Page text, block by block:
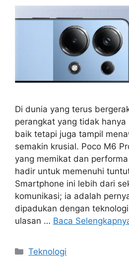
Di dunia yang terus
perangkat yang tidak
baik tetapi juga tampil
semakin krusial. Poco M6
yang memikat dan
hadir untuk memenuhi
Smartphone ini lebih dari
komunikasi; ia adalah
dipadukan dengan
ulasan … Baca
Kategori
Teknologi